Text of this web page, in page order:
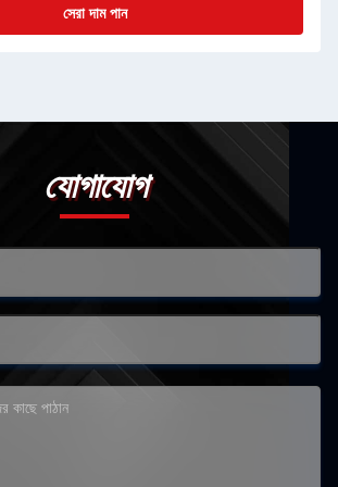
সেরা দাম পান
যোগাযোগ